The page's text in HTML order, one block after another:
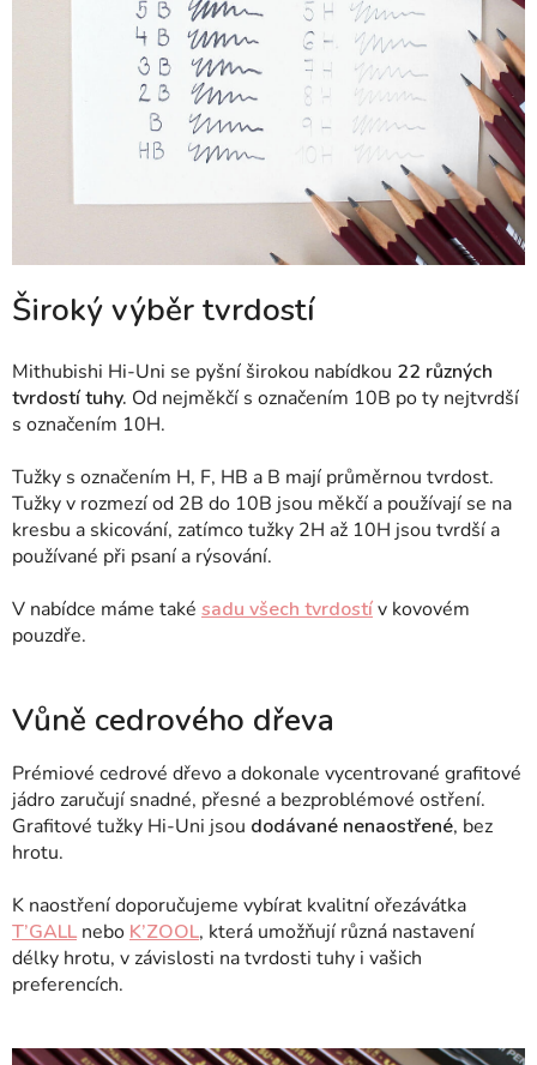
Široký výběr tvrdostí
Mithubishi Hi-Uni se pyšní širokou nabídkou 22 různých
tvrdostí tuhy. Od nejměkčí s označením 10B po ty nejtvrdší
s označením 10H.
Tužky s označením H, F, HB a B mají průměrnou tvrdost.
Tužky v rozmezí od 2B do 10B jsou měkčí a používají se na
kresbu a skicování, zatímco tužky 2H až 10H jsou tvrdší a
používané při psaní a rýsování.
V nabídce máme také sadu všech tvrdostív kovovém
pouzdře.
Vůně cedrového dřeva
Prémiové cedrové dřevo a dokonale vycentrované grafitové
jádro zaručují snadné, přesné a bezproblémové ostření.
Grafitové tužky Hi-Uni jsou dodávané nenaostřené, bez
hrotu.
K naostření doporučujeme vybírat kvalitní ořezávátka
T’GALLnebo K’ZOOL, která umožňují různá nastavení
délky hrotu, v závislosti na tvrdosti tuhy i vašich
preferencích.